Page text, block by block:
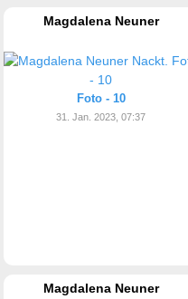
Magdalena Neuner
Foto - 10
31. Jan. 2023, 07:37
Magdalena Neuner